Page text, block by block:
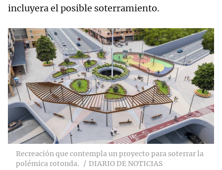
incluyera el posible soterramiento.
Recreación que contempla un proyecto para soterrar la
polémica rotonda.
DIARIO DE NOTICIAS